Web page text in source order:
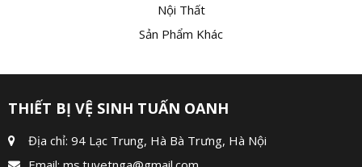
Nội Thất
Sản Phẩm Khác
THIẾT BỊ VỆ SINH TUẤN OANH
Địa chỉ: 94 Lạc Trung, Hà Bà Trưng, Hà Nội